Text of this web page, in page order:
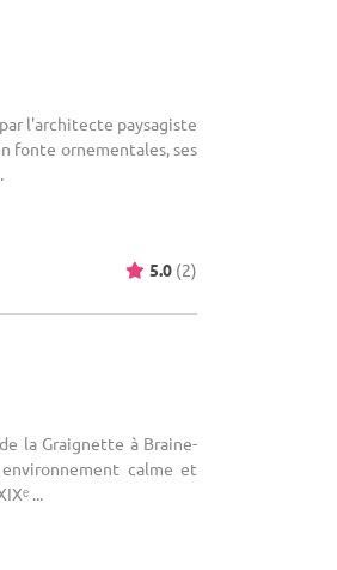
l'architecte paysagiste
fonte ornementales, ses
5.0 (2)
la Graignette à Braine-
calme et
...